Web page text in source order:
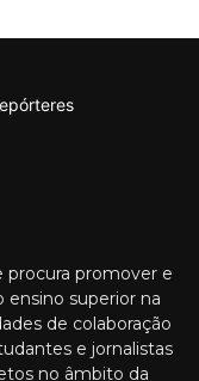
procura promover e
ensino superior na
de colaboração
e jornalistas
no âmbito da